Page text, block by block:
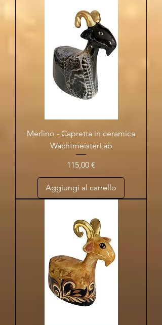
Merlino - Capretta in ceramica
WachtmeisterLab
Prezzo
115,00 €
Aggiungi al carrello